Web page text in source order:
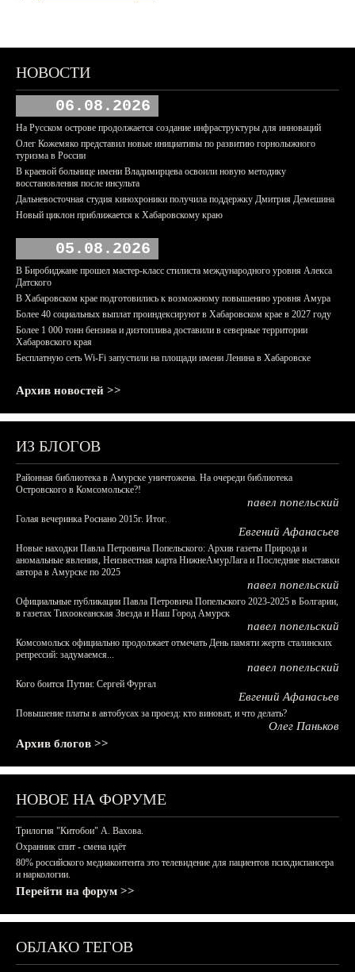
НОВОСТИ
06.08.2026
На Русском острове продолжается создание инфраструктуры для инноваций
Олег Кожемяко представил новые инициативы по развитию горнолыжного
туризма в России
В краевой больнице имени Владимирцева освоили новую методику
восстановления после инсульта
Дальневосточная студия кинохроники получила поддержку Дмитрия Демешина
Новый циклон приближается к Хабаровскому краю
05.08.2026
В Биробиджане прошел мастер-класс стилиста международного уровня Алекса
Датского
В Хабаровском крае подготовились к возможному повышению уровня Амура
Более 40 социальных выплат проиндексируют в Хабаровском крае в 2027 году
Более 1 000 тонн бензина и дизтоплива доставили в северные территории
Хабаровского края
Бесплатную сеть Wi-Fi запустили на площади имени Ленина в Хабаровске
Архив новостей >>
ИЗ БЛОГОВ
Районная библиотека в Амурске уничтожена. На очереди библиотека
Островского в Комсомольске?!
павел попельский
Голая вечеринка Роснано 2015г. Итог.
Евгений Афанасьев
Новые находки Павла Петровича Попельского: Архив газеты Природа и
аномальные явления, Неизвестная карта НижнеАмурЛага и Последние выставки
автора в Амурске по 2025
павел попельский
Официальные публикации Павла Петровича Попельского 2023-2025 в Болгарии,
в газетах Тихоокеанская Звезда и Наш Город Амурск
павел попельский
Комсомольск официально продолжает отмечать День памяти жертв сталинских
репрессий: задумаемся...
павел попельский
Кого боится Путин: Сергей Фургал
Евгений Афанасьев
Повышение платы в автобусах за проезд: кто виноват, и что делать?
Олег Паньков
Архив блогов >>
НОВОЕ НА ФОРУМЕ
Трилогия "Китобои" А. Вахова.
Охранник спит - смена идёт
80% российского медиаконтента это телевидение для пациентов психдиспансера
и наркологии.
Перейти на форум >>
ОБЛАКО ТЕГОВ